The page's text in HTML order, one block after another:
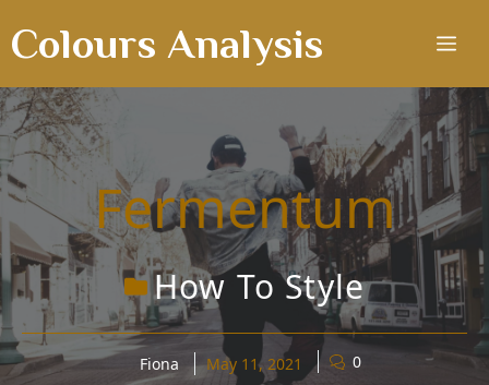
to
content
Colours Analysis
Fermentum
How To Style
Fiona May 11, 2021 0